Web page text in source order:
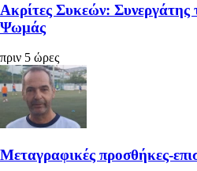
Ακρίτες Συκεών: Συνεργάτης
Ψωμάς
πριν 5 ώρες
Μεταγραφικές προσθήκες-